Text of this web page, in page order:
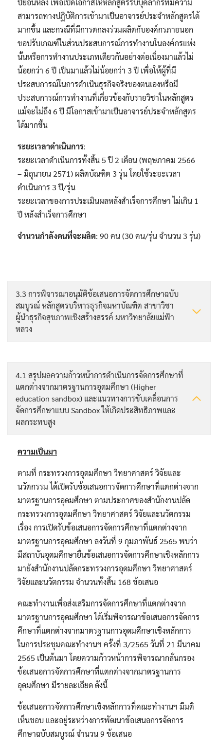
ค้นหาข้อมูล ล้างตัวกรอก
Search
for: Search
เลือกประเภท :
Selected 0 of 6
ช่วงเวลา :
ปีย้อนหลัง เพื่อเปิดโอกาสให้หลักสูตรรับบุคลากรที่มีความ
สามารถทางปฏิบัติการเข้ามาเป็นอาจารย์ประจำหลักสูตรได้
มากขึ้น และกรณีที่มีการตกลงร่วมผลิตกับองค์กรภายนอก
ขอปรับเกณฑ์ในส่วนประสบการณ์การทำงานในองค์กรแห่ง
นั้นหรือการทำงานประเภทเดียวกันอย่างต่อเนื่องมาแล้วไม่
น้อยกว่า 6 ปี เป็นมาแล้วไม่น้อยกว่า 3 ปี เพื่อให้ผู้ที่มี
ประสบการณ์ในการดำเนินธุรกิจจริงของตนเองหรือมี
ประสบการณ์การทำงานที่เกี่ยวข้องกับรายวิชาในหลักสูตร
แม้จะไม่ถึง 6 ปี มีโอกาสเข้ามาเป็นอาจารย์ประจำหลักสูตร
ได้มากขึ้น
ระยะเวลาดำเนินการ:
ระยะเวลาดำเนินการทั้งสิ้น 5 ปี 2 เดือน (พฤษภาคม 2566
– มิถุนายน 2571) ผลิตบัณฑิต 3 รุ่น โดยใช้ระยะเวลา
ดำเนินการ 3 ปี/รุ่น
ระยะเวลาของการประเมินผลหลังสำเร็จการศึกษา ไม่เกิน 1
ปี หลังสำเร็จการศึกษา
จำนวนกำลังคนที่จะผลิต: 90 คน (30 คน/รุ่น จำนวน 3 รุ่น)
3.3 การพิจารณาอนุมัติข้อเสนอการจัดการศึกษาฉบับ
สมบูรณ์ หลักสูตรบริหารธุรกิจมหาบัณฑิต สาขาวิชา
ผู้นำธุรกิจสุขภาพเชิงสร้างสรรค์ มหาวิทยาลัยแม่ฟ้า
หลวง
4.1 สรุปผลความก้าวหน้าการดำเนินการจัดการศึกษาที่
แตกต่างจากมาตรฐานการอุดมศึกษา (Higher
education sandbox) และแนวทางการขับเคลื่อนการ
จัดการศึกษาแบบ Sandbox ให้เกิดประสิทธิภาพและ
ผลกระทบสูง
ความเป็นมา
ตามที่ กระทรวงการอุดมศึกษา วิทยาศาสตร์ วิจัยและ
นวัตกรรม ได้เปิดรับข้อเสนอการจัดการศึกษาที่แตกต่างจาก
มาตรฐานการอุดมศึกษา ตามประกาศของสำนักงานปลัด
กระทรวงการอุดมศึกษา วิทยาศาสตร์ วิจัยและนวัตกรรม
เรื่อง การเปิดรับข้อเสนอการจัดการศึกษาที่แตกต่างจาก
มาตรฐานการอุดมศึกษา ลงวันที่ 9 กุมภาพันธ์ 2565 พบว่า
มีสถาบันอุดมศึกษายื่นข้อเสนอการจัดการศึกษาเชิงหลักการ
มายังสำนักงานปลัดกระทรวงการอุดมศึกษา วิทยาศาสตร์
วิจัยและนวัตกรรม จำนวนทั้งสิ้น 168 ข้อเสนอ
คณะทำงานเพื่อส่งเสริมการจัดการศึกษาที่แตกต่างจาก
มาตรฐานการอุดมศึกษา ได้เริ่มพิจารณาข้อเสนอการจัดการ
ศึกษาที่แตกต่างจากมาตรฐานการอุดมศึกษาเชิงหลักการ
ในการประชุมคณะทำงานฯ ครั้งที่ 3/2565 วันที่ 21 มีนาคม
2565 เป็นต้นมา โดยความก้าวหน้าการพิจารณากลั่นกรอง
ข้อเสนอการจัดการศึกษาที่แตกต่างจากมาตรฐานการ
อุดมศึกษา มีรายละเอียด ดังนี้
ข้อเสนอการจัดการศึกษาเชิงหลักการที่คณะทำงานฯ มีมติ
เห็นชอบ และอยู่ระหว่างการพัฒนาข้อเสนอการจัดการ
ศึกษาฉบับสมบูรณ์ จำนวน 9 ข้อเสนอ